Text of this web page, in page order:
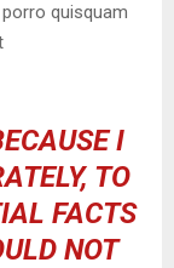
quisquam
I
TO
FACTS
NOT